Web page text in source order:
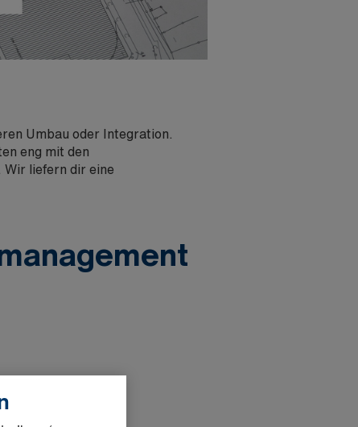
Umbau oder Integration.
eng mit den
liefern dir eine